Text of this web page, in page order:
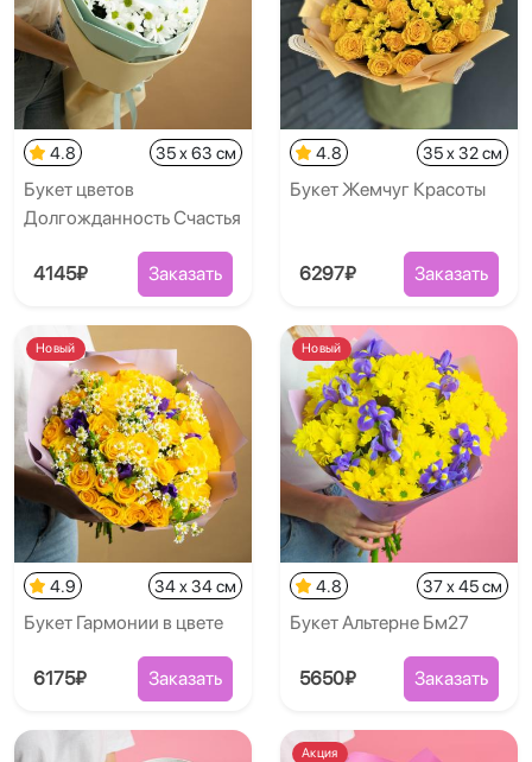
4.8 35 x 63 см
Букет цветов
Долгожданность Счастья
4145₽ Заказать
4.8 35 x 32 см
Букет Жемчуг Красоты
6297₽ Заказать
Новый
4.9 34 x 34 см
Букет Гармонии в цвете
6175₽ Заказать
Новый
4.8 37 x 45 см
Букет Альтерне Бм27
5650₽ Заказать
Акция